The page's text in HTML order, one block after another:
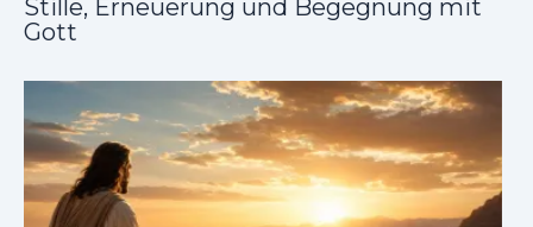
Stille, Erneuerung und Begegnung mit
Gott